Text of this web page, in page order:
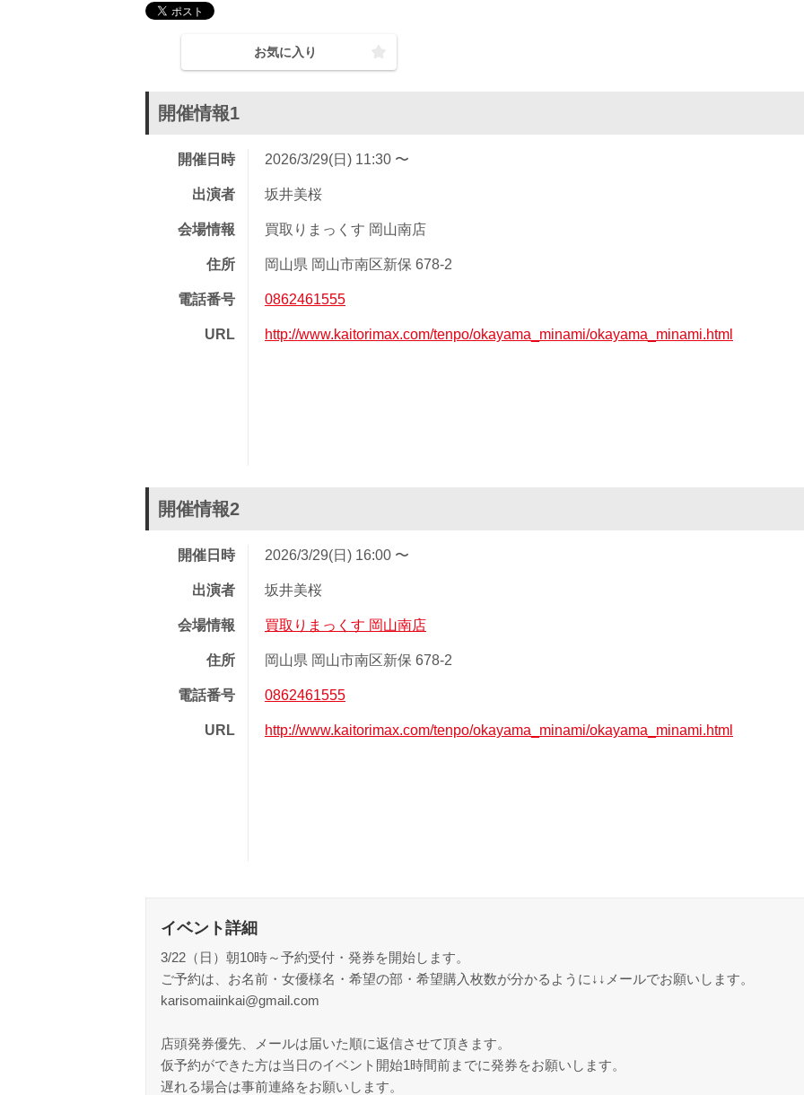
お気に入り
開催情報1
開催日時 2026/3/29(日) 11:30 〜
出演者 坂井美桜
会場情報 買取りまっくす 岡山南店
住所 岡山県 岡山市南区新保 678-2
電話番号 0862461555
URL http://www.kaitorimax.com/tenpo/okayama_minami/okayama_minami.html
開催情報2
開催日時 2026/3/29(日) 16:00 〜
出演者 坂井美桜
会場情報 買取りまっくす 岡山南店
住所 岡山県 岡山市南区新保 678-2
電話番号 0862461555
URL http://www.kaitorimax.com/tenpo/okayama_minami/okayama_minami.html
イベント詳細
3/22（日）朝10時～予約受付・発券を開始します。
ご予約は、お名前・女優様名・希望の部・希望購入枚数が分かるように↓↓メールでお願いします。
karisomaiinkai@gmail.com
店頭発券優先、メールは届いた順に返信させて頂きます。
仮予約ができた方は当日のイベント開始1時間前までに発券をお願いします。
遅れる場合は事前連絡をお願いします。